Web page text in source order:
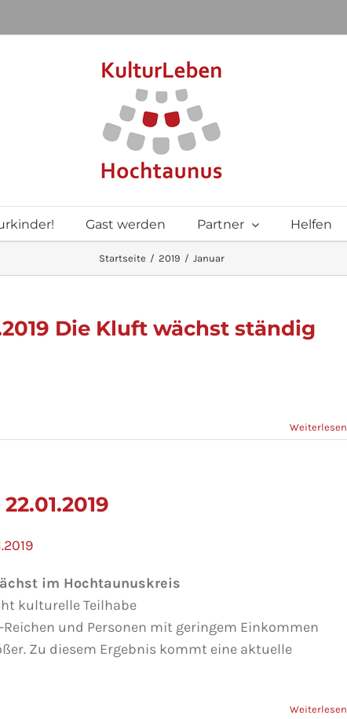
Gast werden Partner Helfen
Startseite 2019 Januar
Die Kluft wächst ständig
Weiterlesen
im Hochtaunuskreis
kulturelle Teilhabe
und Personen mit geringem Einkommen
Zu diesem Ergebnis kommt eine aktuelle
Weiterlesen